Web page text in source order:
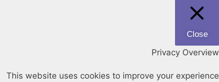
Close
Privacy Overview
This website uses cookies to improve your experience